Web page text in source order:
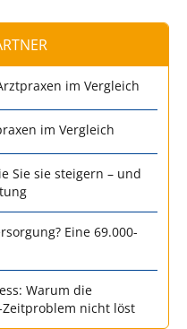
im Vergleich
im Vergleich
Sie sie steigern – und
Eine 69.000-
Warum die
nicht löst